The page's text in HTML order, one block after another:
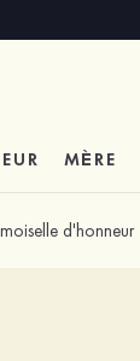
MÈRE
d'honneur